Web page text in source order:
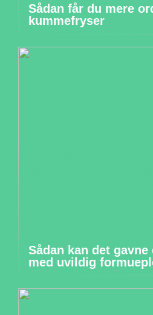
Sådan får du mere
kummefryser
Sådan kan det
med uvildig